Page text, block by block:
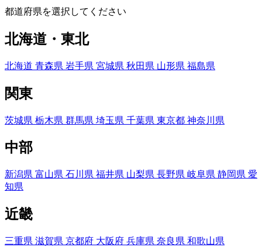
都道府県を選択してください
北海道・東北
北海道 青森県 岩手県 宮城県 秋田県 山形県 福島県
関東
茨城県 栃木県 群馬県 埼玉県 千葉県 東京都 神奈川県
中部
新潟県 富山県 石川県 福井県 山梨県 長野県 岐阜県 静岡県 愛
知県
近畿
三重県 滋賀県 京都府 大阪府 兵庫県 奈良県 和歌山県